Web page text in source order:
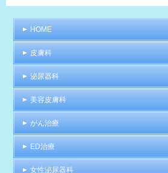
HOME
皮膚科
泌尿器科
美容皮膚科
がん治療
ED治療
女性泌尿器科